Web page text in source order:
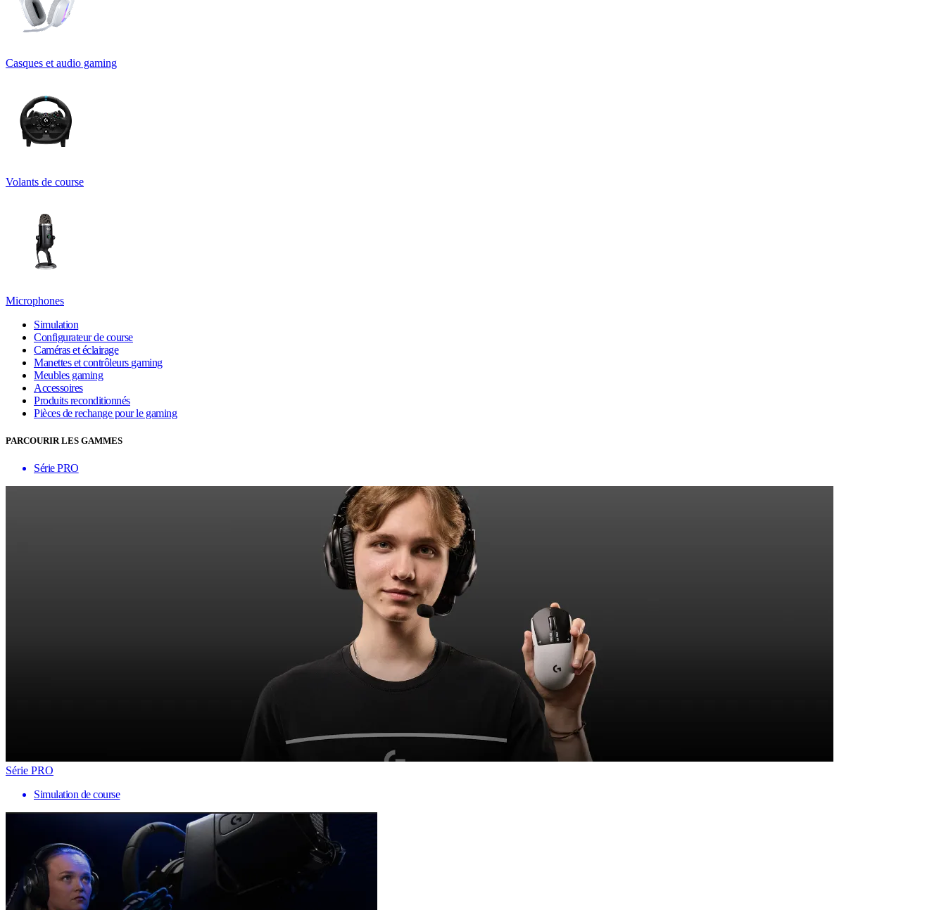
Casques et audio gaming
Volants de course
Microphones
Simulation
Configurateur de course
Caméras et éclairage
Manettes et contrôleurs gaming
Meubles gaming
Accessoires
Produits reconditionnés
Pièces de rechange pour le gaming
PARCOURIR LES GAMMES
Série PRO
Série PRO
Simulation de course